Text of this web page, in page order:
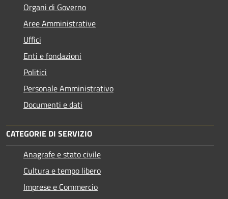
Organi di Governo
Aree Amministrative
Uffici
Enti e fondazioni
Politici
Personale Amministrativo
Documenti e dati
CATEGORIE DI SERVIZIO
Anagrafe e stato civile
Cultura e tempo libero
Imprese e Commercio